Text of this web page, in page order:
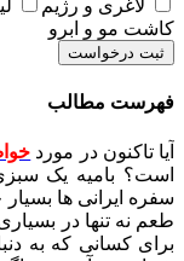
لاغری و رژیم
کاشت مو و ابرو
ثبت درخواست
فهرست مطالب
آیا تاکنون در مورد
است؟ بامیه یک
سفره ایرانی ها
طعم نه تنها در
برای کسانی که به